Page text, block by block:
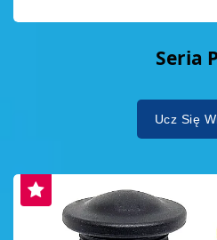
Seria
Ucz Się